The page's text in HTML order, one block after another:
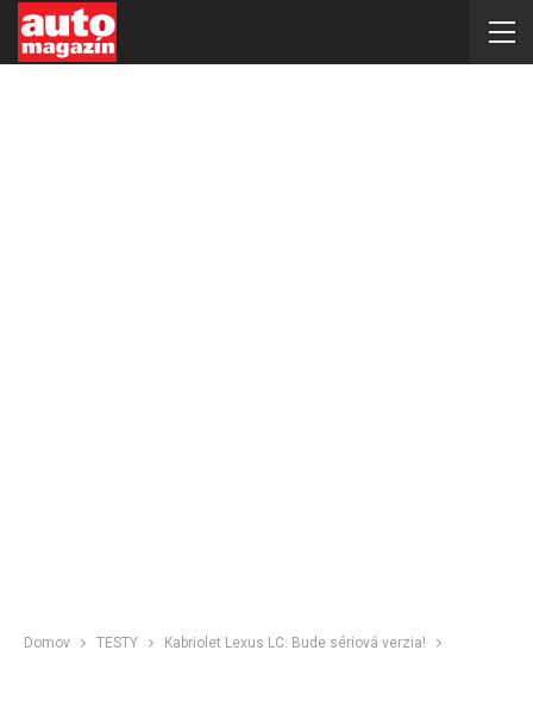
Domov TESTY Kabriolet Lexus LC: Bude sériová verzia!